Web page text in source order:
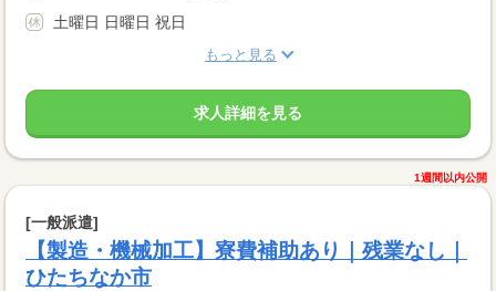
土曜日 日曜日 祝日
もっと見る
求人詳細を見る
1週間以内公開
[一般派遣]
【製造・機械加工】寮費補助あり｜残業なし｜
ひたちなか市